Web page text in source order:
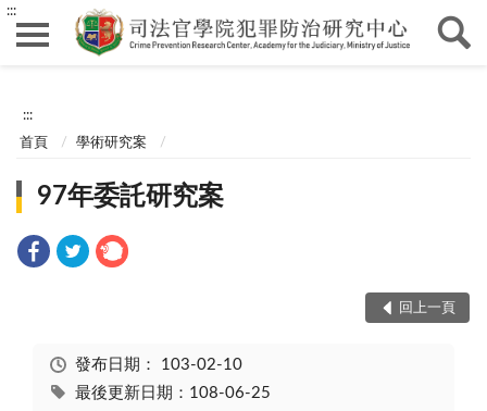
:::
:::
首頁 學術研究案
97年委託研究案
回上一頁
發布日期： 103-02-10
最後更新日期：108-06-25